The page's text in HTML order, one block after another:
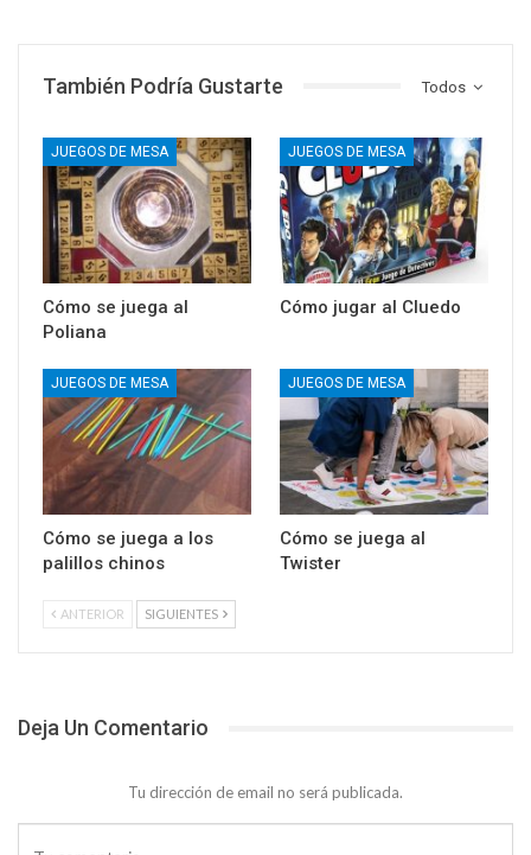
Todos
También Podría Gustarte
JUEGOS DE MESA
Cómo se juega al
Poliana
JUEGOS DE MESA
Cómo jugar al Cluedo
JUEGOS DE MESA
Cómo se juega a los
palillos chinos
JUEGOS DE MESA
Cómo se juega al
Twister
ANTERIOR SIGUIENTES
Deja Un Comentario
Tu dirección de email no será publicada.